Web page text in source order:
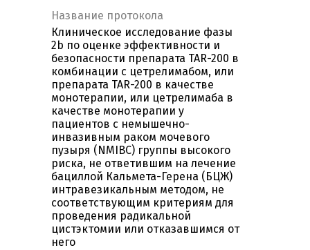
Название протокола
Клиническое исследование фазы
2b по оценке эффективности и
безопасности препарата TAR-200 в
комбинации с цетрелимабом, или
препарата TAR-200 в качестве
монотерапии, или цетрелимаба в
качестве монотерапии у
пациентов c немышечно-
инвазивным раком мочевого
пузыря (NMIBC) группы высокого
риска, не ответившим на лечение
бациллой Кальмета-Герена (БЦЖ)
интравезикальным методом, не
соответствующим критериям для
проведения радикальной
цистэктомии или отказавшимся от
него